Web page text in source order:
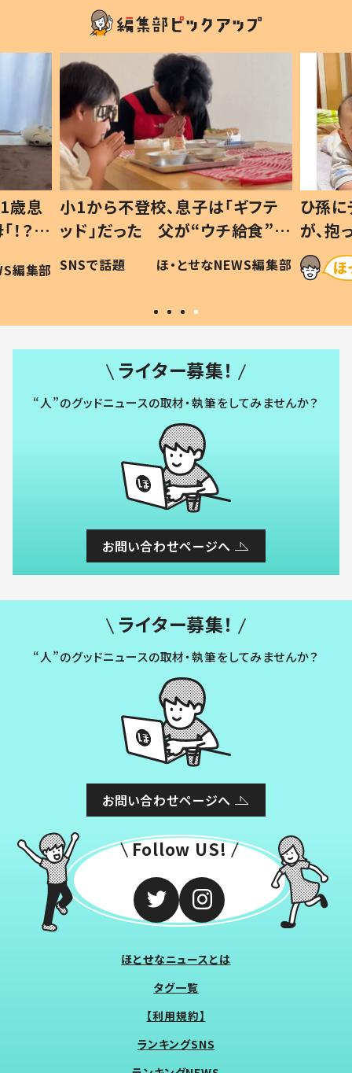
歳息
？」
編集部
小1から不登校、息子は「ギフテ
ッド」だった 父が“ウチ給食”を
作り続ける理由とは #令和の親
#令和の子
SNSで話題 ほ・とせなNEWS編集部
ひ孫
が、
「涙が
い」
ライター募集！
“人”のグッドニュースの取材・執筆をしてみませんか？
お問い合わせページへ
ライター募集！
“人”のグッドニュースの取材・執筆をしてみませんか？
お問い合わせページへ
Follow US!
ほとせなニュースとは
タグ一覧
【利用規約】
ランキングSNS